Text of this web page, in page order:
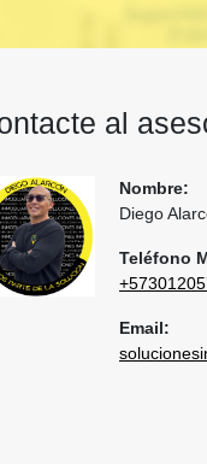
al
Nombre:
Diego
Teléfono
Email: